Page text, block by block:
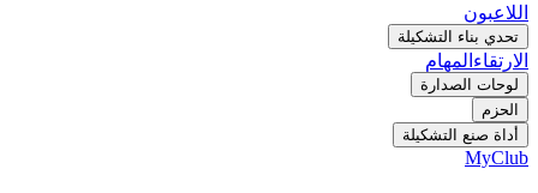
اللاعبون
تحدي بناء التشكيلة
الارتقاء المهام
لوحات الصدارة
الحزم
أداة صنع التشكيلة
MyClub